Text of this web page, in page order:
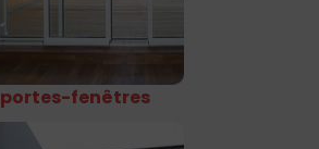
portes-fenêtres